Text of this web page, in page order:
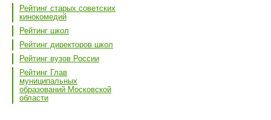
Рейтинг старых советских
кинокомедий
Рейтинг школ
Рейтинг директоров школ
Рейтинг вузов России
Рейтинг Глав
муниципальных
образований Московской
области